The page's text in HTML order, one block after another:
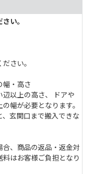
い。
さい。
・高さ
辺以上の高さ、 ドア
幅が必要となります。
玄関口まで搬入できな
、商品の返品・返金対
はお客様ご負担となり